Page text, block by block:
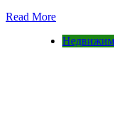
Read More